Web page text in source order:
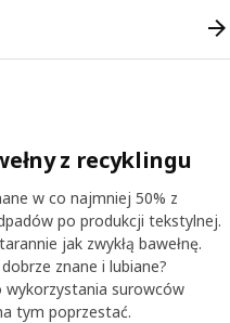
z recyklingu
w co najmniej 50% z
po produkcji tekstylnej.
jak zwykłą bawełnę.
znane i lubiane?
surowców
tym poprzestać.